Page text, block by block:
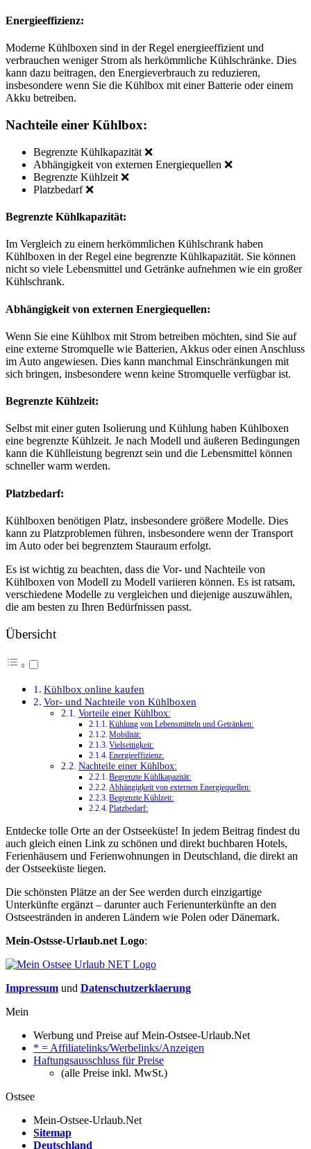
Energieeffizienz:
Moderne Kühlboxen sind in der Regel energieeffizient und
verbrauchen weniger Strom als herkömmliche Kühlschränke. Dies
kann dazu beitragen, den Energieverbrauch zu reduzieren,
insbesondere wenn Sie die Kühlbox mit einer Batterie oder einem
Akku betreiben.
Nachteile einer Kühlbox:
Begrenzte Kühlkapazität ❌
Abhängigkeit von externen Energiequellen ❌
Begrenzte Kühlzeit ❌
Platzbedarf ❌
Begrenzte Kühlkapazität:
Im Vergleich zu einem herkömmlichen Kühlschrank haben
Kühlboxen in der Regel eine begrenzte Kühlkapazität. Sie können
nicht so viele Lebensmittel und Getränke aufnehmen wie ein großer
Kühlschrank.
Abhängigkeit von externen Energiequellen:
Wenn Sie eine Kühlbox mit Strom betreiben möchten, sind Sie auf
eine externe Stromquelle wie Batterien, Akkus oder einen Anschluss
im Auto angewiesen. Dies kann manchmal Einschränkungen mit
sich bringen, insbesondere wenn keine Stromquelle verfügbar ist.
Begrenzte Kühlzeit:
Selbst mit einer guten Isolierung und Kühlung haben Kühlboxen
eine begrenzte Kühlzeit. Je nach Modell und äußeren Bedingungen
kann die Kühlleistung begrenzt sein und die Lebensmittel können
schneller warm werden.
Platzbedarf:
Kühlboxen benötigen Platz, insbesondere größere Modelle. Dies
kann zu Platzproblemen führen, insbesondere wenn der Transport
im Auto oder bei begrenztem Stauraum erfolgt.
Es ist wichtig zu beachten, dass die Vor- und Nachteile von
Kühlboxen von Modell zu Modell variieren können. Es ist ratsam,
verschiedene Modelle zu vergleichen und diejenige auszuwählen,
die am besten zu Ihren Bedürfnissen passt.
Übersicht
Kühlbox online kaufen
Vor- und Nachteile von Kühlboxen
Vorteile einer Kühlbox:
Kühlung von Lebensmitteln und Getränken:
Mobilität:
Vielseitigkeit:
Energieeffizienz:
Nachteile einer Kühlbox:
Begrenzte Kühlkapazität:
Abhängigkeit von externen Energiequellen:
Begrenzte Kühlzeit:
Platzbedarf:
Entdecke tolle Orte an der Ostseeküste! In jedem Beitrag findest du
auch gleich einen Link zu schönen und direkt buchbaren Hotels,
Ferienhäusern und Ferienwohnungen in Deutschland, die direkt an
der Ostseeküste liegen.
Die schönsten Plätze an der See werden durch einzigartige
Unterkünfte ergänzt – darunter auch Ferienunterkünfte an den
Ostseestränden in anderen Ländern wie Polen oder Dänemark.
Mein-Ostsse-Urlaub.net Logo:
Impressum und Datenschutzerklaerung
Mein
Werbung und Preise auf Mein-Ostsee-Urlaub.Net
* = Affiliatelinks/Werbelinks/Anzeigen
Haftungsausschluss für Preise
(alle Preise inkl. MwSt.)
Ostsee
Mein-Ostsee-Urlaub.Net
Sitemap
Deutschland